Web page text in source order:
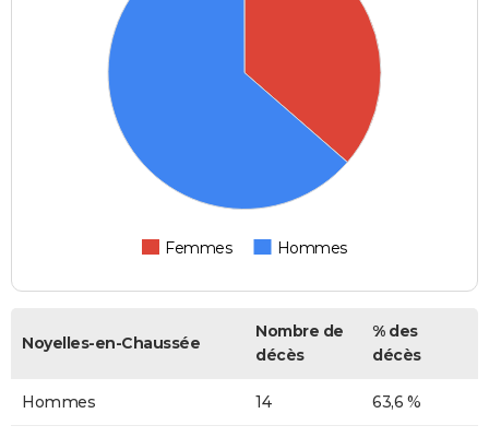
Femmes Hommes
Noyelles-en-Chaussée
Nombre de
décès
% des
décès
Hommes 14 63,6 %